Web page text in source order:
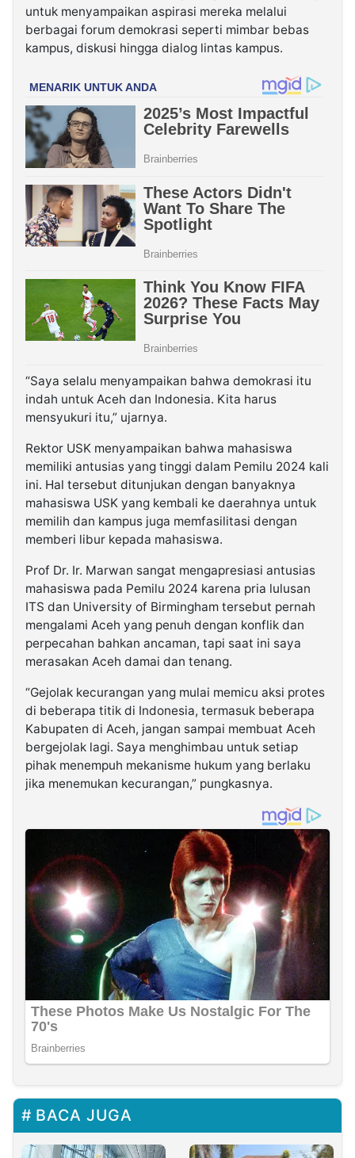
untuk menyampaikan aspirasi mereka melalui
berbagai forum demokrasi seperti mimbar bebas
kampus, diskusi hingga dialog lintas kampus.
“Saya selalu menyampaikan bahwa demokrasi itu
indah untuk Aceh dan Indonesia. Kita harus
mensyukuri itu,” ujarnya.
Rektor USK menyampaikan bahwa mahasiswa
memiliki antusias yang tinggi dalam Pemilu 2024 kali
ini. Hal tersebut ditunjukan dengan banyaknya
mahasiswa USK yang kembali ke daerahnya untuk
memilih dan kampus juga memfasilitasi dengan
memberi libur kepada mahasiswa.
Prof Dr. Ir. Marwan sangat mengapresiasi antusias
mahasiswa pada Pemilu 2024 karena pria lulusan
ITS dan University of Birmingham tersebut pernah
mengalami Aceh yang penuh dengan konflik dan
perpecahan bahkan ancaman, tapi saat ini saya
merasakan Aceh damai dan tenang.
“Gejolak kecurangan yang mulai memicu aksi protes
di beberapa titik di Indonesia, termasuk beberapa
Kabupaten di Aceh, jangan sampai membuat Aceh
bergejolak lagi. Saya menghimbau untuk setiap
pihak menempuh mekanisme hukum yang berlaku
jika menemukan kecurangan,” pungkasnya.
BACA JUGA